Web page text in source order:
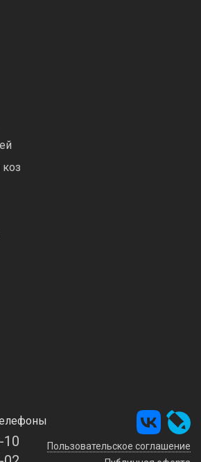
10
Пользовательское соглашение